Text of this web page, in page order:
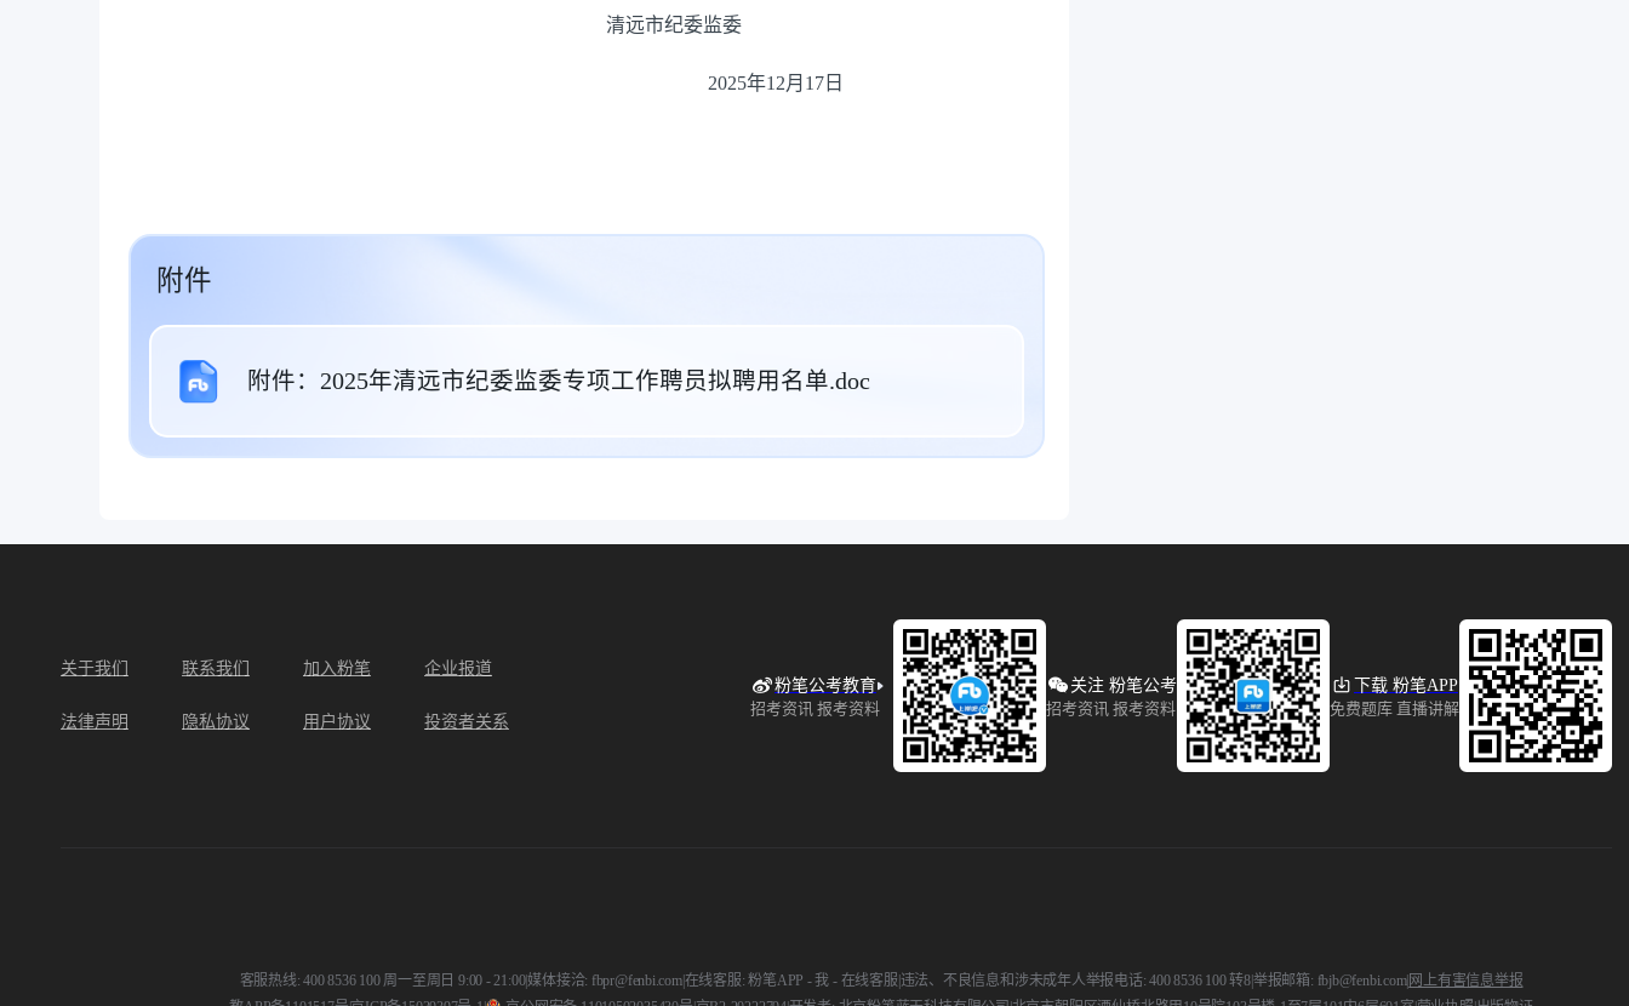
清远市纪委监委
2025年12月17日
附件
附件：2025年清远市纪委监委专项工作聘员拟聘用名单.doc
关于我们 联系我们 加入粉笔 企业报道
法律声明 隐私协议 用户协议 投资者关系
粉笔公考教育
招考资讯 报考资料
关注 粉笔公考
招考资讯 报考资料
下载 粉笔APP
免费题库 直播讲解
客服热线: 400 8536 100 周一至周日 9:00 - 21:00|媒体接洽: fbpr@fenbi.com|在线客服: 粉笔APP - 我 - 在线客服 违法、不良信息和涉未成年人举报电话: 400 8536 100 转8举报邮箱: fbjb@fenbi.com| 网上有害信息举报